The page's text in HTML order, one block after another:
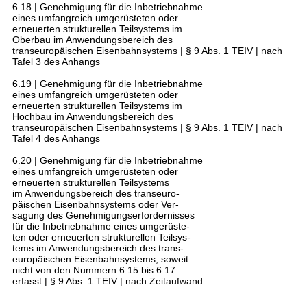
6.18 | Genehmigung für die Inbetriebnahme
eines umfangreich umgerüsteten oder
erneuerten strukturellen Teilsystems im
Oberbau im Anwendungsbereich des
transeuropäischen Eisenbahnsystems | § 9 Abs. 1 TEIV | nach
Tafel 3 des Anhangs
6.19 | Genehmigung für die Inbetriebnahme
eines umfangreich umgerüsteten oder
erneuerten strukturellen Teilsystems im
Hochbau im Anwendungsbereich des
transeuropäischen Eisenbahnsystems | § 9 Abs. 1 TEIV | nach
Tafel 4 des Anhangs
6.20 | Genehmigung für die Inbetriebnahme
eines umfangreich umgerüsteten oder
erneuerten strukturellen Teilsystems
im Anwendungsbereich des transeuro-
päischen Eisenbahnsystems oder Ver-
sagung des Genehmigungserfordernisses
für die Inbetriebnahme eines umgerüste-
ten oder erneuerten strukturellen Teilsys-
tems im Anwendungsbereich des trans-
europäischen Eisenbahnsystems, soweit
nicht von den Nummern 6.15 bis 6.17
erfasst | § 9 Abs. 1 TEIV | nach Zeitaufwand